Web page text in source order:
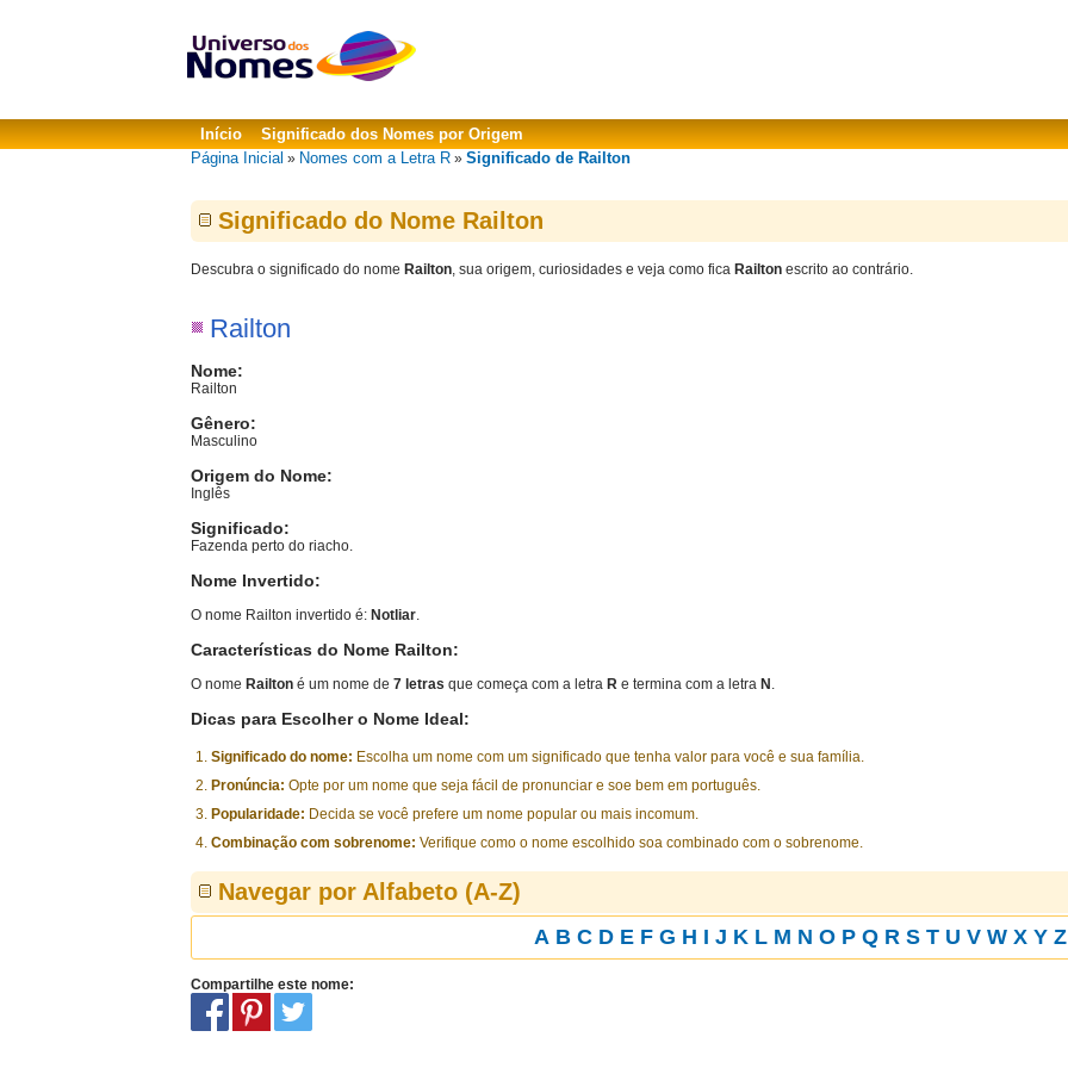
Início
Significado dos Nomes por Origem
Página Inicial » Nomes com a Letra R » Significado de Railton
Significado do Nome Railton
Descubra o significado do nome Railton, sua origem, curiosidades e veja como fica Railton escrito ao contrário.
Railton
Nome:
Railton
Gênero:
Masculino
Origem do Nome:
Inglês
Significado:
Fazenda perto do riacho.
Nome Invertido:
O nome Railton invertido é: Notliar.
Características do Nome Railton:
O nome Railton é um nome de 7 letras que começa com a letra R e termina com a letra N .
Dicas para Escolher o Nome Ideal:
Significado do nome: Escolha um nome com um significado que tenha valor para você e sua família.
Pronúncia: Opte por um nome que seja fácil de pronunciar e soe bem em português.
Popularidade: Decida se você prefere um nome popular ou mais incomum.
Combinação com sobrenome: Verifique como o nome escolhido soa combinado com o sobrenome.
Navegar por Alfabeto (A-Z)
A B C D E F G H I J K L M N O P Q R S T U V W X Y Z
Compartilhe este nome: